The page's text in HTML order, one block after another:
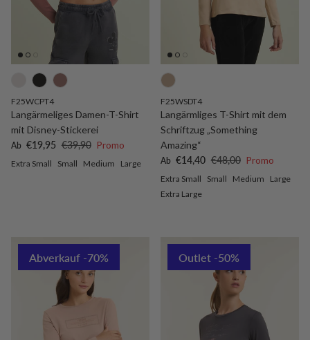
F25WCPT4
Langärmeliges Damen-T-Shirt
mit Disney-Stickerei
Verkaufspreis
Ab €19,95 Normaler Preis
€39,90 Promo
Extra Small Small Medium Large
F25WSDT4
Langärmliges T-Shirt mit dem
Schriftzug „Something
Amazing“
Verkaufspreis
Ab €14,40 Normaler Preis
€48,00 Promo
Extra Small Small Medium
Large
Extra Large
Abverkauf -70% Outlet -50%